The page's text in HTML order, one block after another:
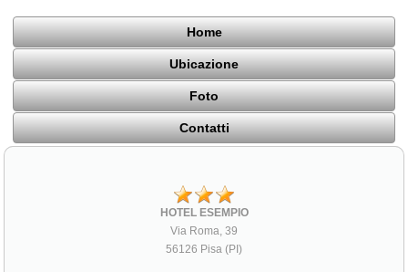
Home
Ubicazione
Foto
Contatti
HOTEL ESEMPIO
Via Roma, 39
56126 Pisa (PI)